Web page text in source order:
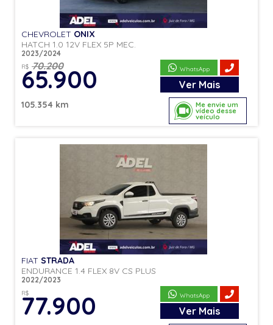
Me envie um
vídeo desse
veículo
CHEVROLET ONIX
HATCH 1.0 12V FLEX 5P MEC.
2023/2024
R$ 70.200
65.900 WhatsApp
Ver Mais
105.354 km
FIAT STRADA
ENDURANCE 1.4 FLEX 8V CS PLUS
2022/2023
R$
77.900 WhatsApp
Ver Mais